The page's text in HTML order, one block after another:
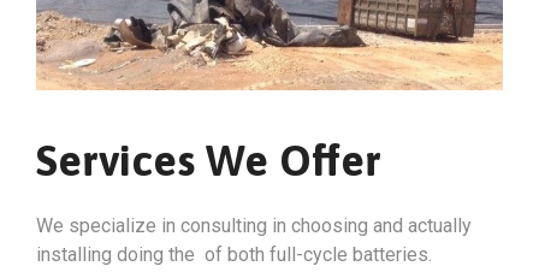
Services We Offer
We specialize in consulting in choosing and actually
installing doing the of both full-cycle batteries.